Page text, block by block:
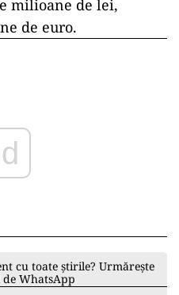
milioane de lei,
de euro.
cu toate știrile? Urmărește
WhatsApp